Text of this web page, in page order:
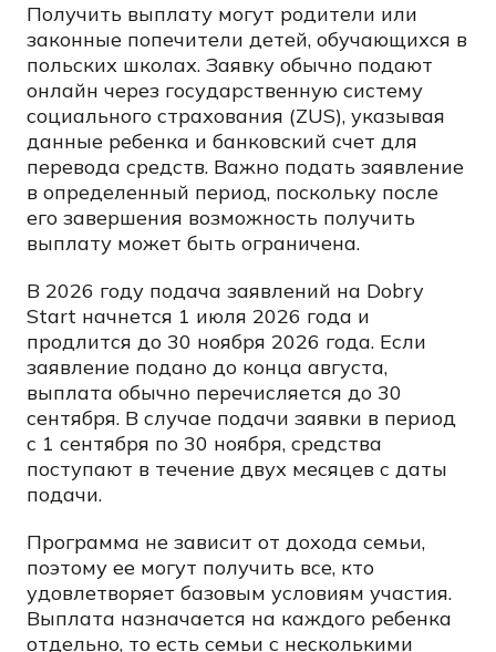
Получить выплату могут родители или
законные попечители детей, обучающихся в
польских школах. Заявку обычно подают
онлайн через государственную систему
социального страхования (ZUS), указывая
данные ребенка и банковский счет для
перевода средств. Важно подать заявление
в определенный период, поскольку после
его завершения возможность получить
выплату может быть ограничена.
В 2026 году подача заявлений на Dobry
Start начнется 1 июля 2026 года и
продлится до 30 ноября 2026 года. Если
заявление подано до конца августа,
выплата обычно перечисляется до 30
сентября. В случае подачи заявки в период
с 1 сентября по 30 ноября, средства
поступают в течение двух месяцев с даты
подачи.
Программа не зависит от дохода семьи,
поэтому ее могут получить все, кто
удовлетворяет базовым условиям участия.
Выплата назначается на каждого ребенка
отдельно, то есть семьи с несколькими